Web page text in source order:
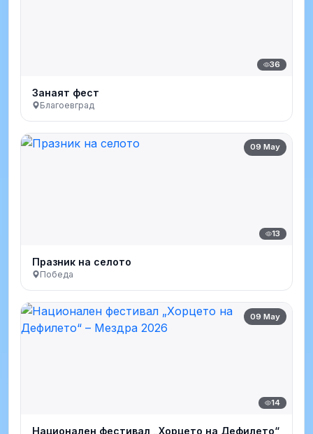
36
Занаят фест
Благоевград
09 May
13
Празник на селото
Победа
09 May
14
Национален фестивал „Хорцето на Дефилето“